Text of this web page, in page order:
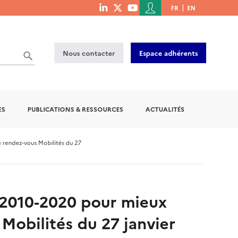
menu
Menu
du
de
l'utilisateur
FR EN
Nous contacter Espace adhérents
PUBLICATIONS & RESSOURCES ACTUALITÉS
vous Mobilités du 27
2020 pour mieux
du 27 janvier